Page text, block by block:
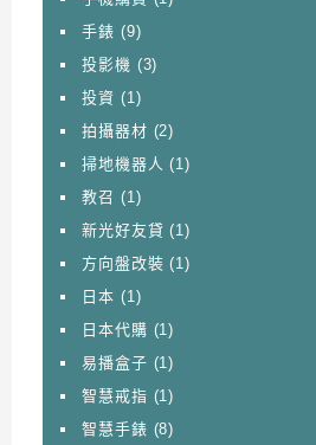
手錶 (9)
投影機 (3)
投資 (1)
拍攝器材 (2)
掃地機器人 (1)
教召 (1)
新光好友貸 (1)
方向盤改裝 (1)
日本 (1)
日本代購 (1)
易播盒子 (1)
智慧戒指 (1)
智慧手錶 (8)